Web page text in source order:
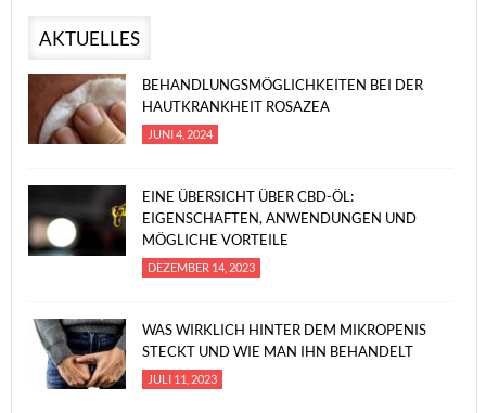
AKTUELLES
BEHANDLUNGSMÖGLICHKEITEN BEI DER
HAUTKRANKHEIT ROSAZEA
JUNI 4, 2024
EINE ÜBERSICHT ÜBER CBD-ÖL:
EIGENSCHAFTEN, ANWENDUNGEN UND
MÖGLICHE VORTEILE
DEZEMBER 14, 2023
WAS WIRKLICH HINTER DEM MIKROPENIS
STECKT UND WIE MAN IHN BEHANDELT
JULI 11, 2023